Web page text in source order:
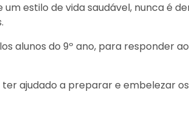
estilo de vida saudável, nunca é
alunos do 9º ano, para responder
ajudado a preparar e embelezar